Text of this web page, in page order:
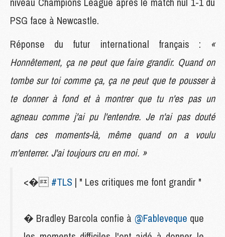
PSG face à Newcastle.
Réponse du futur international français : «
Honnêtement, ça ne peut que faire grandir. Quand on
tombe sur toi comme ça, ça ne peut que te pousser à
te donner à fond et à montrer que tu n'es pas un
agneau comme j'ai pu l'entendre. Je n'ai pas douté
dans ces moments-là, même quand on a voulu
m'enterrer. J'ai toujours cru en moi. »
<� #TLS | " Les critiques me font grandir "
� Bradley Barcola confie à @Fableveque que